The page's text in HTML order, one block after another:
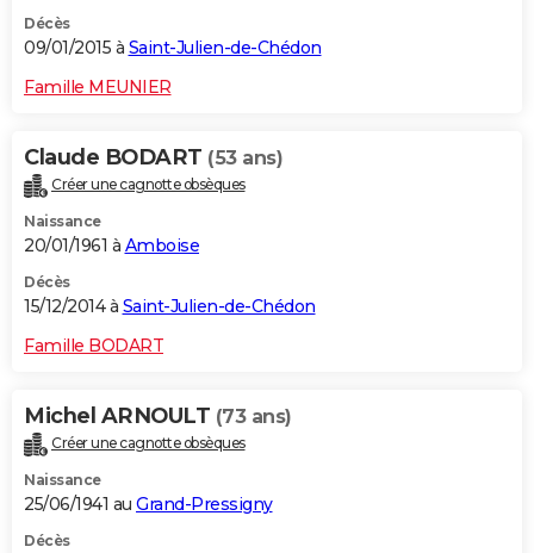
Décès
09/01/2015 à Saint-Julien-de-Chédon
Famille MEUNIER
Claude BODART (53 ans)
Créer une cagnotte obsèques
Naissance
20/01/1961 à Amboise
Décès
15/12/2014 à Saint-Julien-de-Chédon
Famille BODART
Michel ARNOULT (73 ans)
Créer une cagnotte obsèques
Naissance
25/06/1941 au Grand-Pressigny
Décès